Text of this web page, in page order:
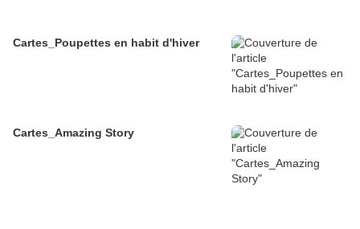
Cartes_Poupettes en habit d'hiver
Cartes_Amazing Story